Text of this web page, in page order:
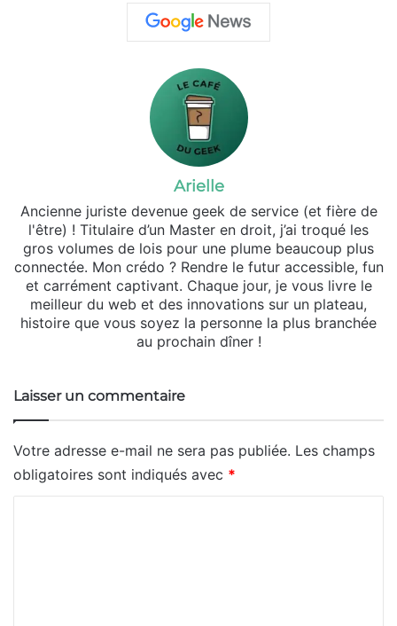
Arielle
Ancienne juriste devenue geek de service (et fière de
l'être) ! Titulaire d’un Master en droit, j’ai troqué les
gros volumes de lois pour une plume beaucoup plus
connectée. Mon crédo ? Rendre le futur accessible, fun
et carrément captivant. Chaque jour, je vous livre le
meilleur du web et des innovations sur un plateau,
histoire que vous soyez la personne la plus branchée
au prochain dîner !
Laisser un commentaire
Votre adresse e-mail ne sera pas publiée. Les champs
obligatoires sont indiqués avec *